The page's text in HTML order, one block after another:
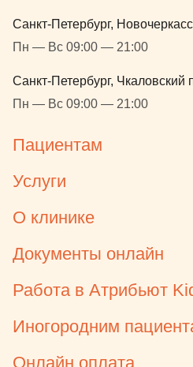
Санкт-Петербург,
Пн — Вс 09:00 — 21:00
Санкт-Петербург, Чкаловский
Пн — Вс 09:00 — 21:00
Пациентам
Услуги
О клинике
Документы онлайн
Работа в Атрибьют
Иногородним
Онлайн оплата